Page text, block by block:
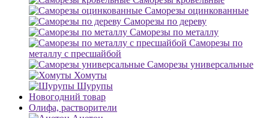
Саморезы оцинкованные
Саморезы по дереву
Саморезы по металлу
Саморезы по
металлу с пресшайбой
Саморезы универсальные
Хомуты
Шурупы
Новогодний товар
Олифа, растворители